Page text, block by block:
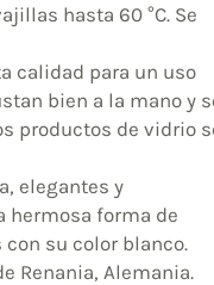
hasta 60 °C. Se
calidad para un uso
bien a la mano y
productos de vidrio
elegantes y
hermosa forma de
su color blanco.
Renania, Alemania.